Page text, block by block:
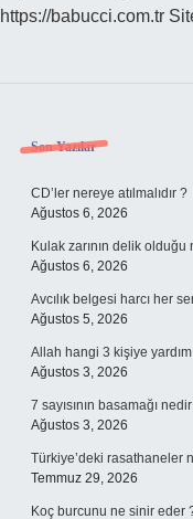
https://babucci.com.tr
Sidebar
Son Yazılar
CD’ler nereye atılmalıdır ?
Ağustos 6, 2026
Kulak zarının delik olduğu
Ağustos 6, 2026
Avcılık belgesi harcı her
Ağustos 5, 2026
Allah hangi 3 kişiye
Ağustos 3, 2026
7 sayısının basamağı
Ağustos 3, 2026
Türkiye’deki rasathaneler
Temmuz 29, 2026
Koç burcunu ne sinir eder